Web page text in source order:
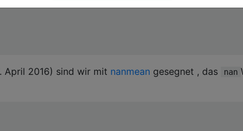
April 2016) sind wir mit nanmean gesegnet , das nan